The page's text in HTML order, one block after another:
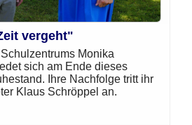
vergeht"
Monika
sich am Ende dieses
Ihre Nachfolge tritt ihr
Klaus Schröppel an.